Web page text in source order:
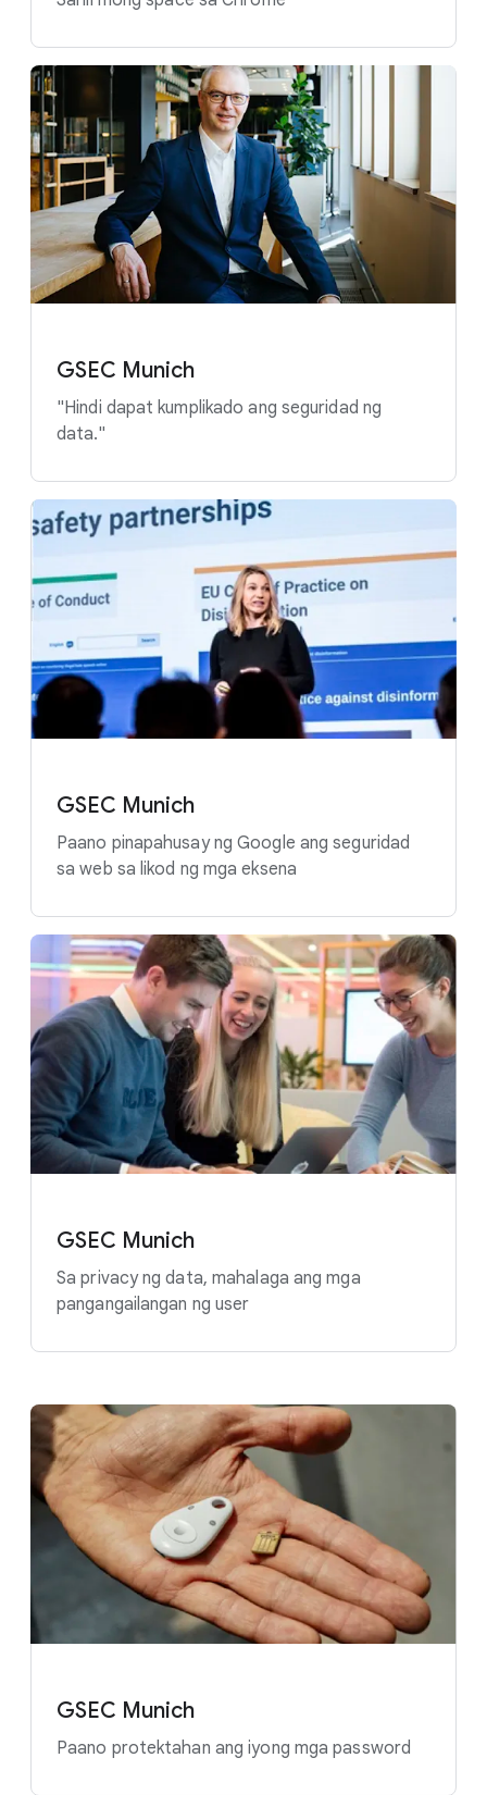
GSEC Munich
"Hindi dapat kumplikado ang seguridad ng
data."
GSEC Munich
Paano pinapahusay ng Google ang seguridad
sa web sa likod ng mga eksena
GSEC Munich
Sa privacy ng data, mahalaga ang mga
pangangailangan ng user
GSEC Munich
Paano protektahan ang iyong mga password